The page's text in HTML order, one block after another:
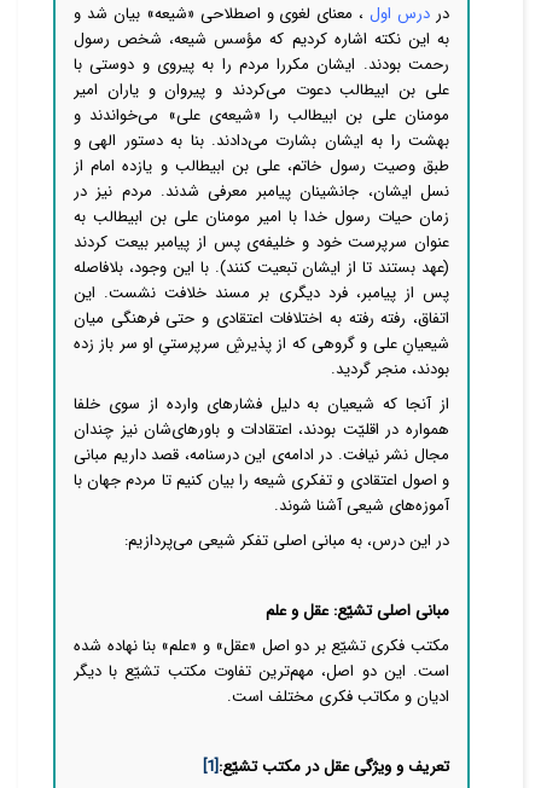
در درس اول ، معنای لغوی و اصطلاحی «شیعه» بیان شد و
به این نکته اشاره کردیم که مؤسس شیعه، شخص رسول
رحمت بودند. ایشان مکررا مردم را به پیروی و دوستی با
علی بن ابیطالب دعوت می‌کردند و پیروان و یاران امیر
مومنان علی بن ابیطالب را «شیعه‌ی علی» می‌خواندند و
بهشت را به ایشان بشارت می‌دادند. بنا به دستور الهی و
طبق وصیت رسول خاتم، علی بن ابیطالب و یازده امام از
نسل ایشان، جانشینان پیامبر معرفی شدند. مردم نیز در
زمان حیات رسول خدا با امیر مومنان علی بن ابیطالب به
عنوان سرپرست خود و خلیفه‌ی پس از پیامبر بیعت کردند
(عهد بستند تا از ایشان تبعیت کنند). با این وجود، بلافاصله
پس از پیامبر، فرد دیگری بر مسند خلافت نشست. این
اتفاق، رفته رفته به اختلافات اعتقادی و حتی فرهنگی میان
شیعیانِ علی و گروهی که از پذیرشِ سرپرستیِ او سر باز زده
بودند، منجر گردید.
از آنجا که شیعیان به دلیل فشارهای وارده از سوی خلفا
همواره در اقلیّت بودند، اعتقادات و باورهای‌شان نیز چندان
مجال نشر نیافت. در ادامه‌ی این درسنامه، قصد داریم مبانی
و اصول اعتقادی و تفکری شیعه را بیان کنیم تا مردم جهان با
آموزه‌های شیعی آشنا شوند.
در این درس، به مبانی اصلی تفکر شیعی می‌پردازیم:
مبانی اصلی تشیّع: عقل و علم
مکتب فکری تشیّع بر دو اصل «عقل» و «علم» بنا نهاده شده
است. این دو اصل، مهمترین تفاوت مکتب تشیّع با دیگر
ادیان و مکاتب فکری مختلف است.
تعریف و ویژگی عقل در مکتب تشیّع:[1]